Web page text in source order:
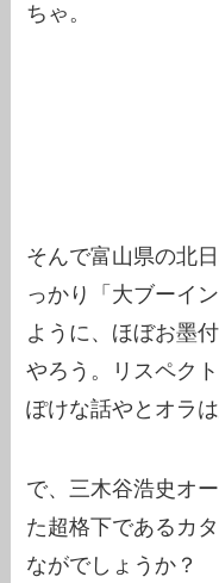
ちゃ。
そんで富山県の北
っかり「大ブーイ
ように、ほぼお墨
やろう。リスペク
ぽけな話やとオラは
で、三木谷浩史オ
た超格下であるカ
ながでしょうか？